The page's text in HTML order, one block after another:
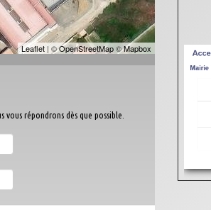
Leaflet| ©OpenStreetMap©Mapbox
répondrons dès que possible.